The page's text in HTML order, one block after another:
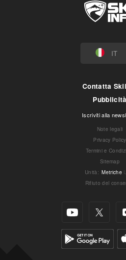
IT
Contatta
Pubblicità
Iscriviti alla
Note legali
Privacy Policy
Termini e
Sitemap
Unità: Metriche
Rifiuto del